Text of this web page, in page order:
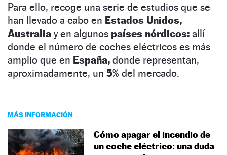
Para ello, recoge una serie de estudios que se
han llevado a cabo en Estados Unidos,
Australia y en algunos países nórdicos: allí
donde el número de coches eléctricos es más
amplio que en España, donde representan,
aproximadamente, un 5% del mercado.
MÁS INFORMACIÓN
Cómo apagar el incendio de
un coche eléctrico: una duda